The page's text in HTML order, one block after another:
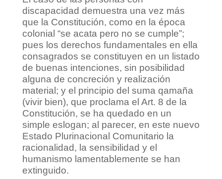
discapacidad demuestra una vez más
que la Constitución, como en la época
colonial “se acata pero no se cumple”;
pues los derechos fundamentales en ella
consagrados se constituyen en un listado
de buenas intenciones, sin posibilidad
alguna de concreción y realización
material; y el principio del suma qamaña
(vivir bien), que proclama el Art. 8 de la
Constitución, se ha quedado en un
simple eslogan; al parecer, en este nuevo
Estado Plurinacional Comunitario la
racionalidad, la sensibilidad y el
humanismo lamentablemente se han
extinguido.